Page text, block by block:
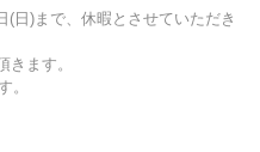
(日)まで、休暇とさせていただき
きます。
。